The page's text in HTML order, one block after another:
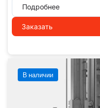
Подробнее
Заказать
В наличии